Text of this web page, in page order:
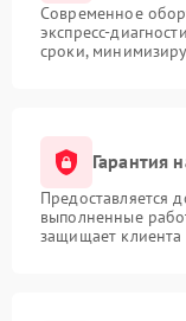
Современное
экспресс-
сроки,
Гарантия
Предоставляется
выполненные
защищает клиента